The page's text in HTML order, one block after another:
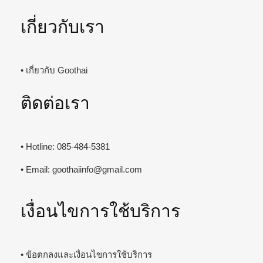
เกี่ยวกับเรา
• เกี่ยวกับ Goothai
ติดต่อเรา
• Hotline: 085-484-5381
• Email: goothaiinfo@gmail.com
เงื่อนไขการใช้บริการ
• ข้อตกลงและเงื่อนไขการใช้บริการ